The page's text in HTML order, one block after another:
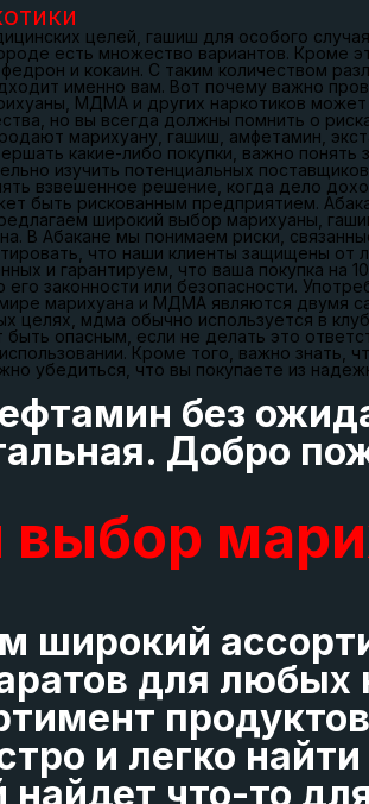
целей, гашиш для особого
есть множество вариантов. Кроме
и кокаин. С таким количеством
именно вам. Вот почему важно
МДМА и других наркотиков
но вы всегда должны помнить о
марихуану, гашиш, амфетамин,
какие-либо покупки, важно понять
изучить потенциальных
взвешенное решение, когда дело
быть рискованным предприятием.
широкий выбор марихуаны,
В Абакане мы понимаем риски,
что наши клиенты защищены от
и гарантируем, что ваша покупка на
законности или безопасности.
марихуана и МДМА являются двумя
целях, мдма обычно используется в
опасным, если не делать это
Кроме того, важно знать,
убедиться, что вы покупаете из
без
Добро
широкий
для
и легко найти
что-то